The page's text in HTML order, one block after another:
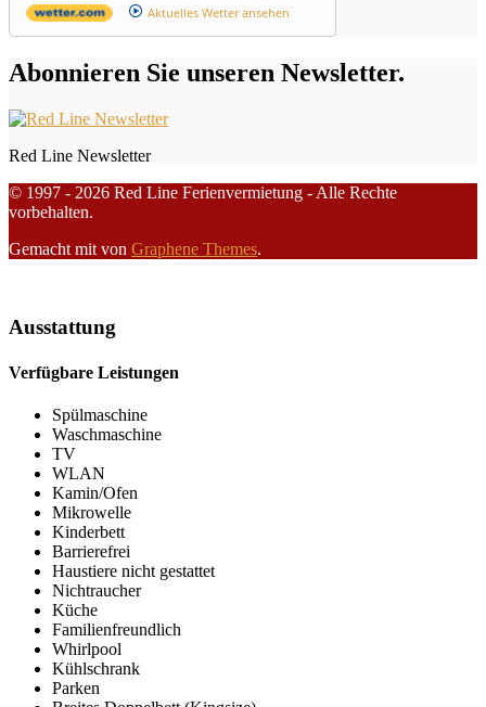
Aktuelles Wetter ansehen
Abonnieren Sie unseren Newsletter.
Red Line Newsletter
© 1997 - 2026 Red Line Ferienvermietung - Alle Rechte
vorbehalten.
Gemacht mit von Graphene Themes.
Ausstattung
Verfügbare Leistungen
Spülmaschine
Waschmaschine
TV
WLAN
Kamin/Ofen
Mikrowelle
Kinderbett
Barrierefrei
Haustiere nicht gestattet
Nichtraucher
Küche
Familienfreundlich
Whirlpool
Kühlschrank
Parken